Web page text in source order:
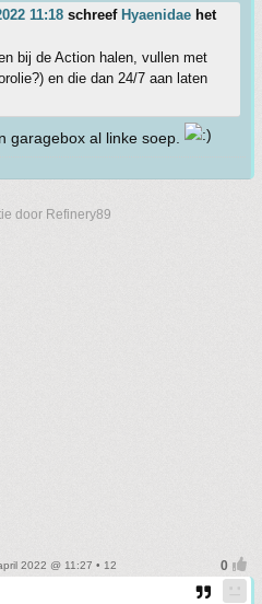
11:18 schreef Hyaenidae het
bij de Action halen, vullen met
en die dan 24/7 aan laten
garagebox al linke soep.
door Refinery89
2022 @ 11:27 • 12